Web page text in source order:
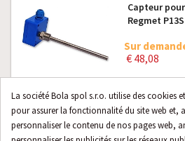
La société Bola spol s.r.o. utilise des cookies
pour assurer la fonctionnalité du site web et,
personnaliser le contenu de nos pages web,
Capteur
Regmet
Sur
€ 48,08
Capteur
Regmet